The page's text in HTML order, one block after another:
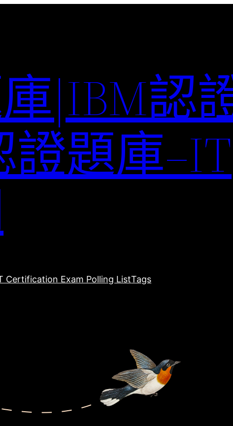
|IBM認
題庫–IT
Certification Exam Polling ListTags